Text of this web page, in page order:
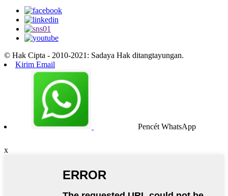
© Hak Cipta - 2010-2021: Sadaya Hak ditangtayungan.
Kirim Email
Pencét WhatsApp
x